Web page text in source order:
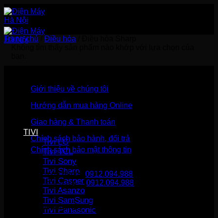
Bỏ
qua
nội
dung
TIVI
Tivi LG
Tivi TCL
Tivi Sony
Tivi Sharp
Tivi Casper
Tivi Asanzo
Tivi SamSung
Tivi Panasonic
Trang chủ Điều hòa
Giới thiệu về chúng tôi
Hướng dẫn mua hàng Online
Giao hàng & Thanh toán
Chính sách bảo hành, đổi trả
Chính sách bảo mật thông tin
Gọi mua hàng 0912.094.988
Gọi khiếu nại 0912.094.988
THÔNG TIN LIÊN HỆ